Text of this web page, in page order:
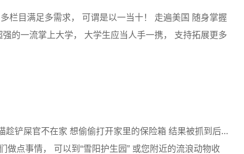
栏目满足多需求， 可谓是以一当十！ 走遍美国 随身掌握
的一流掌上大学， 大学生应当人手一携， 支持拓展更多
铲屎官不在家 想偷偷打开家里的保险箱 结果被抓到后...
点事情， 可以到“雪阳护生园” 或您附近的流浪动物收